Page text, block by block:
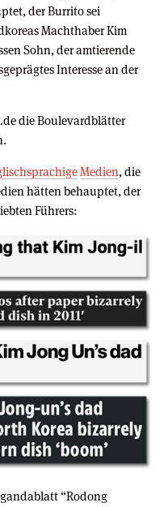
der Burrito sei
Machthaber Kim
Sohn, der amtierende
Interesse an der
die Boulevardblätter
Medien, die
hätten behauptet, der
Führers:
“Rodong